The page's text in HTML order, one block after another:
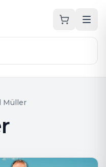
Müller